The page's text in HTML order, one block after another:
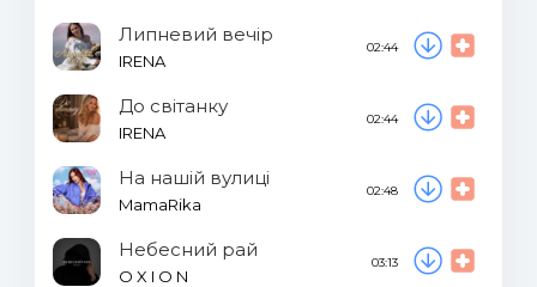
Липневий вечір
IRENA
02:44
До світанку
IRENA
02:44
На нашій вулиці
MamaRika
02:48
Небесний рай
O X I O N
03:13